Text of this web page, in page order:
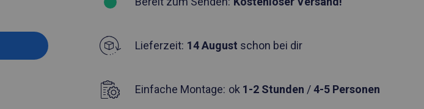
Lieferzeit: 14 August schon bei dir
Einfache Montage: ok 1-2 Stunden /4-5 Personen